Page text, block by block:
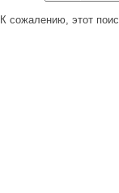
К сожалению, этот